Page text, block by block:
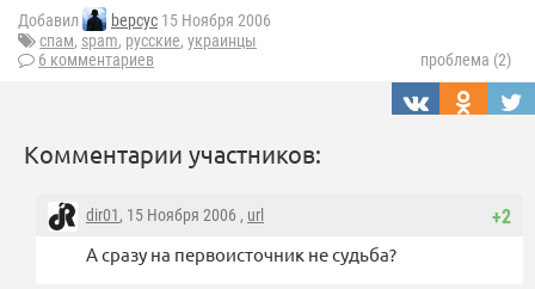
Добавил bepcyc 15 Ноября 2006
спам, spam, русские, украинцы
6 комментариев
проблема (2)
Комментарии участников:
+2
dir01, 15 Ноября 2006 , url
А сразу на первоисточник не судьба?